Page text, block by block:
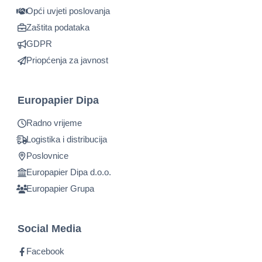
Opći uvjeti poslovanja
Zaštita podataka
GDPR
Priopćenja za javnost
Europapier Dipa
Radno vrijeme
Logistika i distribucija
Poslovnice
Europapier Dipa d.o.o.
Europapier Grupa
Social Media
Facebook